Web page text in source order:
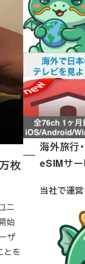
枚
ニ
始
ザ
とを
海外旅行
eSIMサー
当社で運営